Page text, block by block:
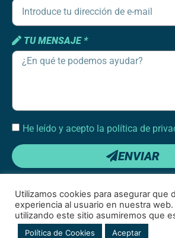
TU MENSAJE *
He leído y acepto la política de
ENVIAR
Condiciones de uso|Política de cookies|
Utilizamos cookies para asegurar que
experiencia al usuario en nuestra web.
utilizando este sitio asumiremos que
Política de Cookies Aceptar